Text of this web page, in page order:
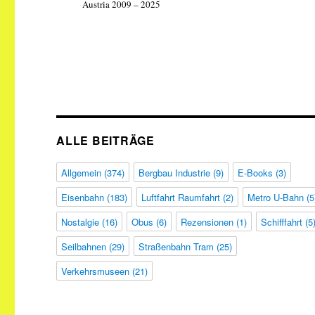
Austria 2009 – 2025
ALLE BEITRÄGE
Allgemein (374) Bergbau Industrie (9) E-Books (3)
Eisenbahn (183) Luftfahrt Raumfahrt (2) Metro U-Bahn
Nostalgie (16) Obus (6) Rezensionen (1) Schifffahrt
Seilbahnen (29) Straßenbahn Tram (25)
Verkehrsmuseen (21)